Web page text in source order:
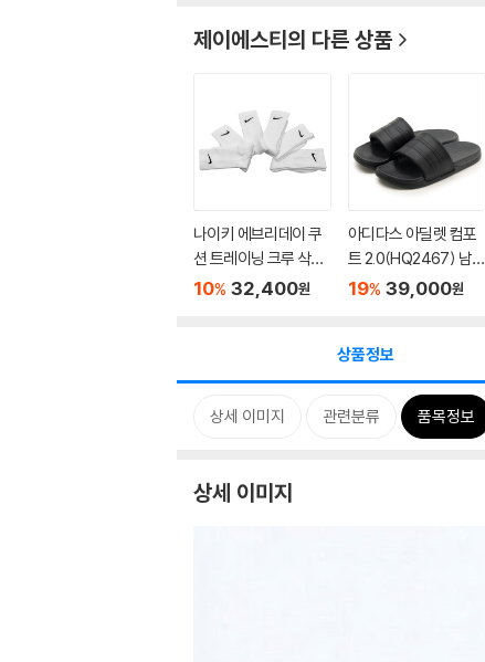
제이에스티의 다른 상품
나이키 에브리데이 쿠
션 트레이닝 크루 삭스
(6켤...
10% 32,400원
아디다스 아딜렛 컴포
트 2.0(HQ2467) 남여
공용 ...
19% 39,000원
상품정보
상세 이미지 관련분류 품목정보
상세 이미지